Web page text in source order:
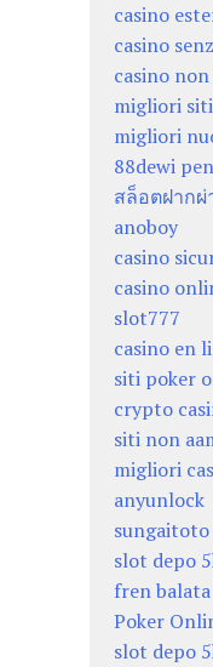
casino
casino
casino non
migliori
migliori
88dewi
สล็อตฝาก
anoboy
casino
casino
slot777
casino en
siti poker
crypto
siti non
migliori
anyunlock
sungaitoto
slot depo
fren
Poker
slot depo